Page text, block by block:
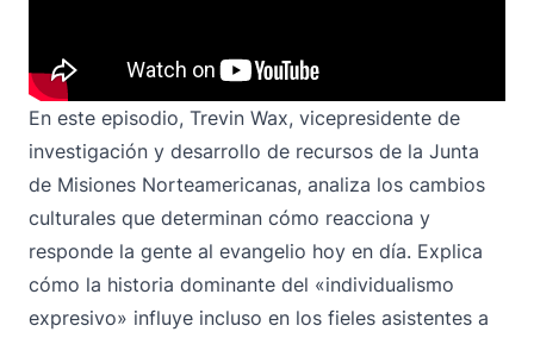
En este episodio, Trevin Wax, vicepresidente de
investigación y desarrollo de recursos de la Junta
de Misiones Norteamericanas, analiza los cambios
culturales que determinan cómo reacciona y
responde la gente al evangelio hoy en día. Explica
cómo la historia dominante del «individualismo
expresivo» influye incluso en los fieles asistentes a